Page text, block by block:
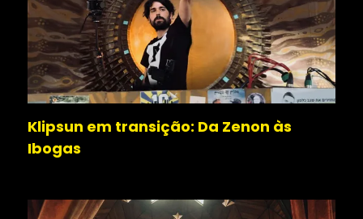
Klipsun em transição: Da Zenon às
Ibogas